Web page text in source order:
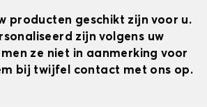
producten geschikt zijn voor u.
zijn volgens uw
ze niet in aanmerking voor
bij twijfel contact met ons op.